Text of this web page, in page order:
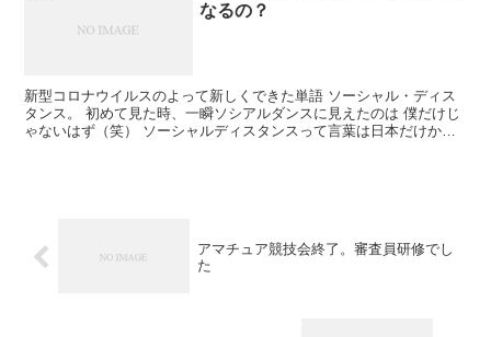
なるの？
新型コロナウイルスのよって新しくできた単語 ソーシャル・ディス
タンス。 初めて見た時、一瞬ソシアルダンスに見えたのは 僕だけじ
ゃないはず（笑） ソーシャルディスタンスって言葉は日本だけかと
アマチュア競技会終了。審査員研修でし
た